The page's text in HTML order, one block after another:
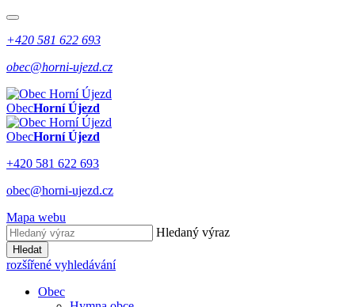
+420 581 622 693
obec@horni-ujezd.cz
ObecHorní Újezd
ObecHorní Újezd
+420 581 622 693
obec@horni-ujezd.cz
Mapa webu
Hledaný výraz
Hledat
rozšířené vyhledávání
Obec